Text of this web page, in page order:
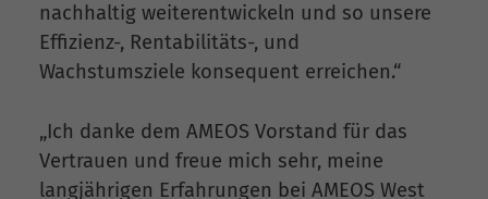
nachhaltig weiterentwickeln und so unsere
Effizienz-, Rentabilitäts-, und
Wachstumsziele konsequent erreichen.“
„Ich danke dem AMEOS Vorstand für das
Vertrauen und freue mich sehr, meine
langjährigen Erfahrungen bei AMEOS West